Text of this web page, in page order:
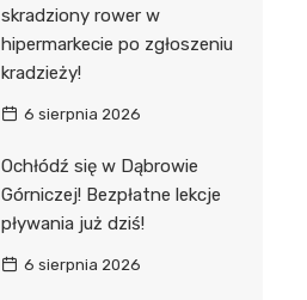
skradziony rower w
hipermarkecie po zgłoszeniu
kradzieży!
6 sierpnia 2026
Ochłódź się w Dąbrowie
Górniczej! Bezpłatne lekcje
pływania już dziś!
6 sierpnia 2026